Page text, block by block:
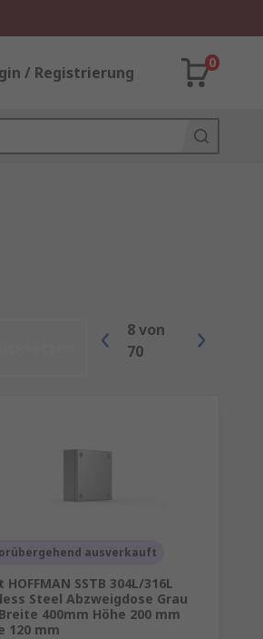
/ Registrierung
0
8 von
70
ausverkauft
HOFFMAN SSTB 304L/316L
Steel Abzweigdose Grau
400mm Höhe 200 mm
120 mm